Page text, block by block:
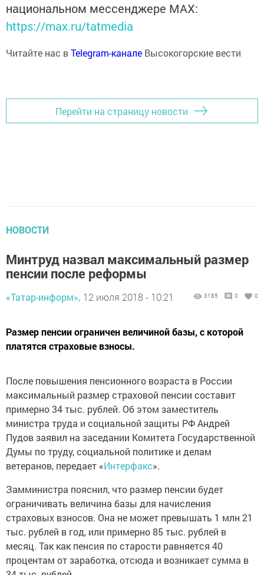
национальном мессенджере MАХ:
https://max.ru/tatmedia
Читайте нас вTelegram-канале Высокогорские вести
Перейти на страницу новости
НОВОСТИ
Минтруд назвал максимальный размер
пенсии после реформы
«Татар-информ», 12 июля 2018 - 10:21 3185 0 0
Размер пенсии ограничен величиной базы, с которой
платятся страховые взносы.
После повышения пенсионного возраста в России
максимальный размер страховой пенсии составит
примерно 34 тыс. рублей. Об этом заместитель
министра труда и социальной защиты РФ Андрей
Пудов заявил на заседании Комитета Государственной
Думы по труду, социальной политике и делам
ветеранов, передает «Интерфакс».
Замминистра пояснил, что размер пенсии будет
ограничивать величина базы для начисления
страховых взносов. Она не может превышать 1 млн 21
тыс. рублей в год, или примерно 85 тыс. рублей в
месяц. Так как пенсия по старости равняется 40
процентам от заработка, отсюда и возникает сумма в